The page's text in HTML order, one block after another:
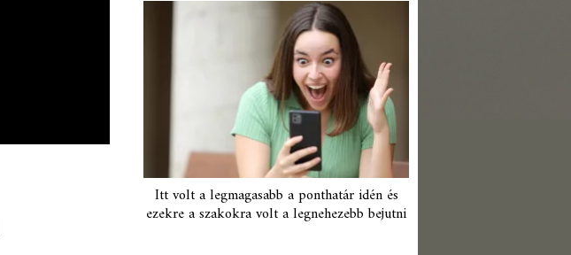
Itt volt a legmagasabb a ponthatár idén és
ezekre a szakokra volt a legnehezebb bejutni